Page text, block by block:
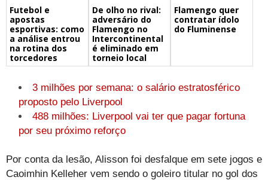
Futebol e
apostas
esportivas: como
a análise entrou
na rotina dos
torcedores
De olho no rival:
adversário do
Flamengo no
Intercontinental
é eliminado em
torneio local
Flamengo quer
contratar ídolo
do Fluminense
3 milhões por semana: o salário estratosférico
proposto pelo Liverpool
488 milhões: Liverpool vai ter que pagar fortuna
por seu próximo reforço
Por conta da lesão, Alisson foi desfalque em sete jogos e
Caoimhin Kelleher vem sendo o goleiro titular no gol dos